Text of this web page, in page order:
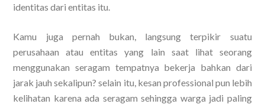
identitas dari entitas itu.
Kamu juga pernah bukan, langsung terpikir suatu
perusahaan atau entitas yang lain saat lihat seorang
menggunakan seragam tempatnya bekerja bahkan dari
jarak jauh sekalipun? selain itu, kesan professional pun lebih
kelihatan karena ada seragam sehingga warga jadi paling